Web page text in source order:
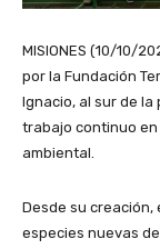
MISIONES (10/10/
por la Fundación
Ignacio, al sur de la
trabajo continuo
ambiental.
Desde su creación,
especies nuevas